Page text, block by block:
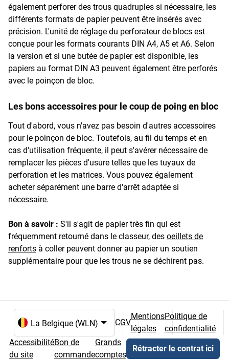
également perforer des trous quadruples si nécessaire, les
différents formats de papier peuvent être insérés avec
précision. L'unité de réglage du perforateur de blocs est
conçue pour les formats courants DIN A4, A5 et A6. Selon
la version et si une butée de papier est disponible, les
papiers au format DIN A3 peuvent également être perforés
avec le poinçon de bloc.
Les bons accessoires pour le coup de poing en bloc
Tout d'abord, vous n'avez pas besoin d'autres accessoires
pour le poinçon de bloc. Toutefois, au fil du temps et en
cas d'utilisation fréquente, il peut s'avérer nécessaire de
remplacer les pièces d'usure telles que les tuyaux de
perforation et les matrices. Vous pouvez également
acheter séparément une barre d'arrêt adaptée si
nécessaire.
Bon à savoir : S'il s'agit de papier très fin qui est
fréquemment retourné dans le classeur, des oeillets de
renforts à coller peuvent donner au papier un soutien
supplémentaire pour que les trous ne se déchirent pas.
Choix de la langue et du pays
CGV
Mentions
légales
Politique de
confidentialité
Accessibilité
du site
Bon de
commande
Grands
comptes
Rétracter le contrat ici